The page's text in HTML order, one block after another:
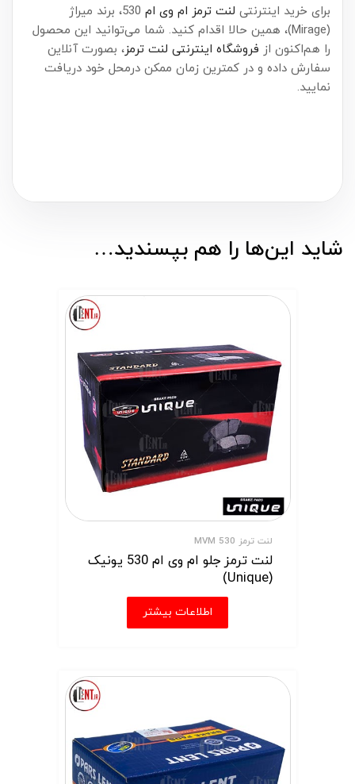
برای خرید اینترنتی لنت ترمز ام وی ام
530، برند میراژ
(Mirage)، همین حالا اقدام کنید. شما می‌توانید این محصول
را هم‌اکنون از فروشگاه اینترنتی لنت ترمز، بصورت آنلاین
سفارش داده و در کمترین زمان ممکن درمحل خود دریافت
نمایید.
شاید این‌ها را هم بپسندید…
لنت ترمز MVM 530
لنت ترمز جلو ام وی ام 530 یونیک
(Unique)
اطلاعات بیشتر